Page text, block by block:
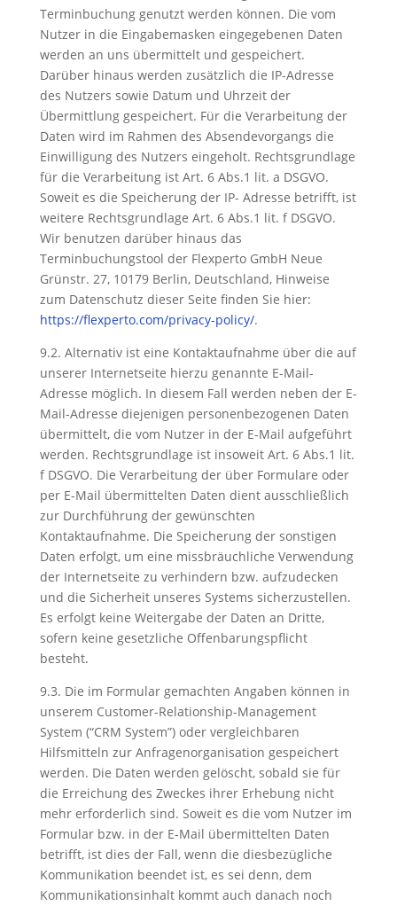
Terminbuchung genutzt werden können. Die vom
Nutzer in die Eingabemasken eingegebenen Daten
werden an uns übermittelt und gespeichert.
Darüber hinaus werden zusätzlich die IP-Adresse
des Nutzers sowie Datum und Uhrzeit der
Übermittlung gespeichert. Für die Verarbeitung der
Daten wird im Rahmen des Absendevorgangs die
Einwilligung des Nutzers eingeholt. Rechtsgrundlage
für die Verarbeitung ist Art. 6 Abs.1 lit. a DSGVO.
Soweit es die Speicherung der IP- Adresse betrifft, ist
weitere Rechtsgrundlage Art. 6 Abs.1 lit. f DSGVO.
Wir benutzen darüber hinaus das
Terminbuchungstool der Flexperto GmbH Neue
Grünstr. 27, 10179 Berlin, Deutschland, Hinweise
zum Datenschutz dieser Seite finden Sie hier:
https://flexperto.com/privacy-policy/.
9.2. Alternativ ist eine Kontaktaufnahme über die auf
unserer Internetseite hierzu genannte E-Mail-
Adresse möglich. In diesem Fall werden neben der E-
Mail-Adresse diejenigen personenbezogenen Daten
übermittelt, die vom Nutzer in der E-Mail aufgeführt
werden. Rechtsgrundlage ist insoweit Art. 6 Abs.1 lit.
f DSGVO. Die Verarbeitung der über Formulare oder
per E-Mail übermittelten Daten dient ausschließlich
zur Durchführung der gewünschten
Kontaktaufnahme. Die Speicherung der sonstigen
Daten erfolgt, um eine missbräuchliche Verwendung
der Internetseite zu verhindern bzw. aufzudecken
und die Sicherheit unseres Systems sicherzustellen.
Es erfolgt keine Weitergabe der Daten an Dritte,
sofern keine gesetzliche Offenbarungspflicht
besteht.
9.3. Die im Formular gemachten Angaben können in
unserem Customer-Relationship-Management
System (“CRM System”) oder vergleichbaren
Hilfsmitteln zur Anfragenorganisation gespeichert
werden. Die Daten werden gelöscht, sobald sie für
die Erreichung des Zweckes ihrer Erhebung nicht
mehr erforderlich sind. Soweit es die vom Nutzer im
Formular bzw. in der E-Mail übermittelten Daten
betrifft, ist dies der Fall, wenn die diesbezügliche
Kommunikation beendet ist, es sei denn, dem
Kommunikationsinhalt kommt auch danach noch